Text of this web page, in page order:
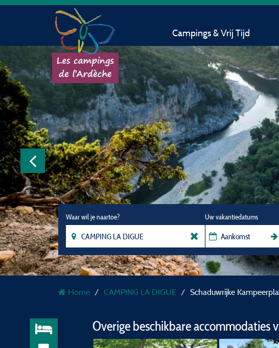
Campings & Vrij Tijd
Waar wil je naartoe? Uw vakantiedatums
Home CAMPING LA DIGUE Schaduwrijke
Overige beschikbare accommodaties